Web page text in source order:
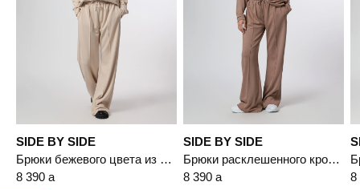
SIDE BY SIDE
Брюки бежевого цвета из смесовой вискозы свободного кроя
8 390 a
SIDE BY SIDE
Брюки расклешенного кроя с эластичным поясом
8 390 a 8